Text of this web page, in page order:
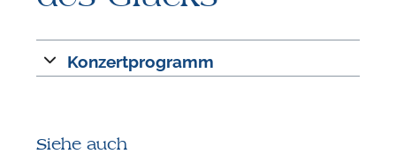
Konzertprogramm
Siehe auch